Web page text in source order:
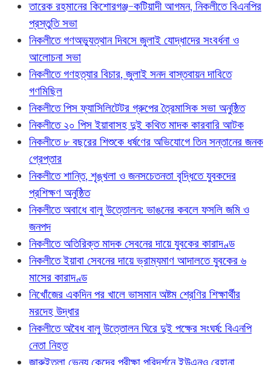
তারেক রহমানের কিশোরগঞ্জ-কটিয়াদী আগমন, নিকলীতে বিএনপির
প্রস্তুতি সভা
নিকলীতে গণঅভ্যুত্থান দিবসে জুলাই যোদ্ধাদের সংবর্ধনা ও
আলোচনা সভা
নিকলীতে গণহত্যার বিচার, জুলাই সনদ বাস্তবায়ন দাবিতে
গণমিছিল
নিকলীতে পিস ফ্যাসিলিটেটর গ্রুপের ত্রৈমাসিক সভা অনুষ্ঠিত
নিকলীতে ২০ পিস ইয়াবাসহ দুই কথিত মাদক কারবারি আটক
নিকলীতে ৮ বছরের শিশুকে ধর্ষণের অভিযোগে তিন সন্তানের জনক
গ্রেপ্তার
নিকলীতে শান্তি, শৃঙ্খলা ও জনসচেতনতা বৃদ্ধিতে যুবকদের
প্রশিক্ষণ অনুষ্ঠিত
নিকলীতে অবাধে বালু উত্তোলন: ভাঙনের কবলে ফসলি জমি ও
জনপদ
নিকলীতে অতিরিক্ত মাদক সেবনের দায়ে যুবকের কারাদণ্ড
নিকলীতে ইয়াবা সেবনের দায়ে ভ্রাম্যমাণ আদালতে যুবকের ৬
মাসের কারাদণ্ড
নিখোঁজের একদিন পর খালে ভাসমান অষ্টম শ্রেণির শিক্ষার্থীর
মরদেহ উদ্ধার
নিকলীতে অবৈধ বালু উত্তোলন ঘিরে দুই পক্ষের সংঘর্ষ: বিএনপি
নেতা নিহত
জারুইতলা ভেন্যু কেন্দ্রে পরীক্ষা পরিদর্শনে ইউএনও রেহানা